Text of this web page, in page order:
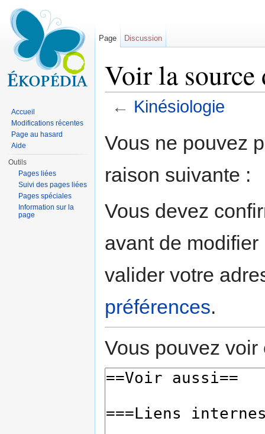
Voir la
← Kinésiologie
Vous ne pouvez
raison suivante :
Vous devez
avant de
valider votre
préférences.
Vous pouvez
Page Discussion
Accueil
Modifications récentes
Page au hasard
Aide
Outils
Pages liées
Suivi des pages liées
Pages spéciales
Information sur la
page